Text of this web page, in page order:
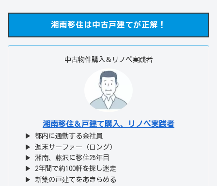
湘南移住は中古戸建てが正解！
中古物件購入＆リノベ実践者
湘南移住＆戸建て購入、リノベ実践者
▶ 都内に通勤する会社員
▶ 週末サーファー（ロング）
▶ 湘南、藤沢に移住25年目
▶ 2年間で約100軒を探し迷走
▶ 新築の戸建てをあきらめる